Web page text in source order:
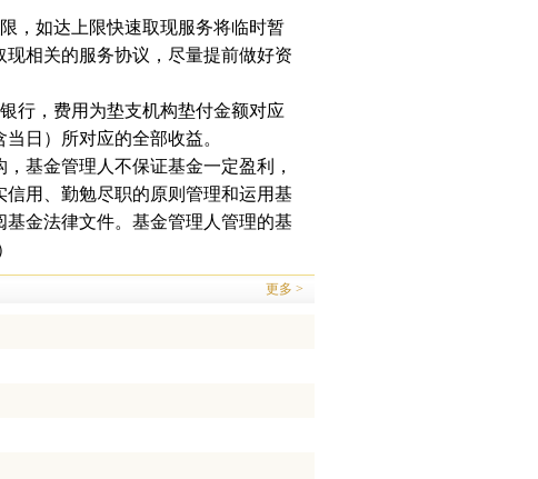
，如达上限快速取现服务将临时暂
相关的服务协议，尽量提前做好资
行，费用为垫支机构垫付金额对应
日）所对应的全部收益。
基金管理人不保证基金一定盈利，
用、勤勉尽职的原则管理和运用基
金法律文件。基金管理人管理的基
更多 >